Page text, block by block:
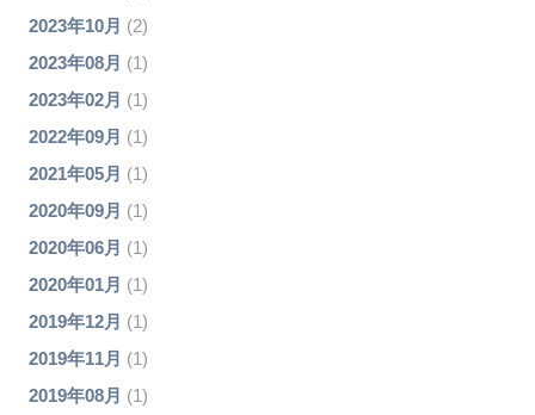
2023年10月 (2)
2023年08月 (1)
2023年02月 (1)
2022年09月 (1)
2021年05月 (1)
2020年09月 (1)
2020年06月 (1)
2020年01月 (1)
2019年12月 (1)
2019年11月 (1)
2019年08月 (1)